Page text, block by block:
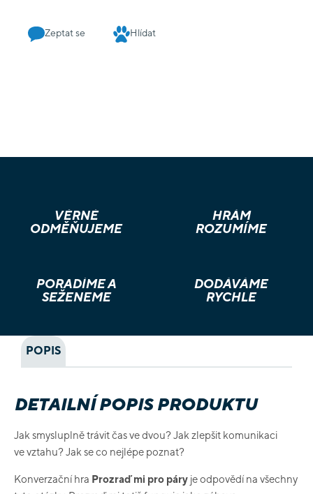
o konverzaci. Součástí jsou také karty Odměn, které celou hru
Zeptat se Hlídat
VĚRNÉ
ODMĚŇUJEME
HRÁM
ROZUMÍME
PORADÍME A
SEŽENEME
DODÁVÁME
RYCHLE
POPIS
DETAILNÍ POPIS PRODUKTU
Jak smysluplně trávit čas ve dvou? Jak zlepšit komunikaci
ve vztahu? Jak se co nejlépe poznat?
Konverzační hra Prozraď mi pro páry je odpovědí na všechny